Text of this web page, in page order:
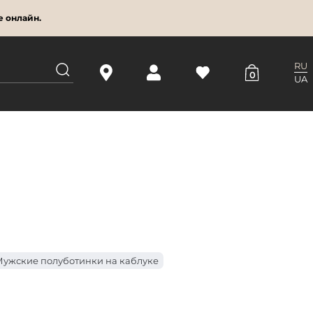
онлайн.
0
RU
UA
полуботинки на каблуке